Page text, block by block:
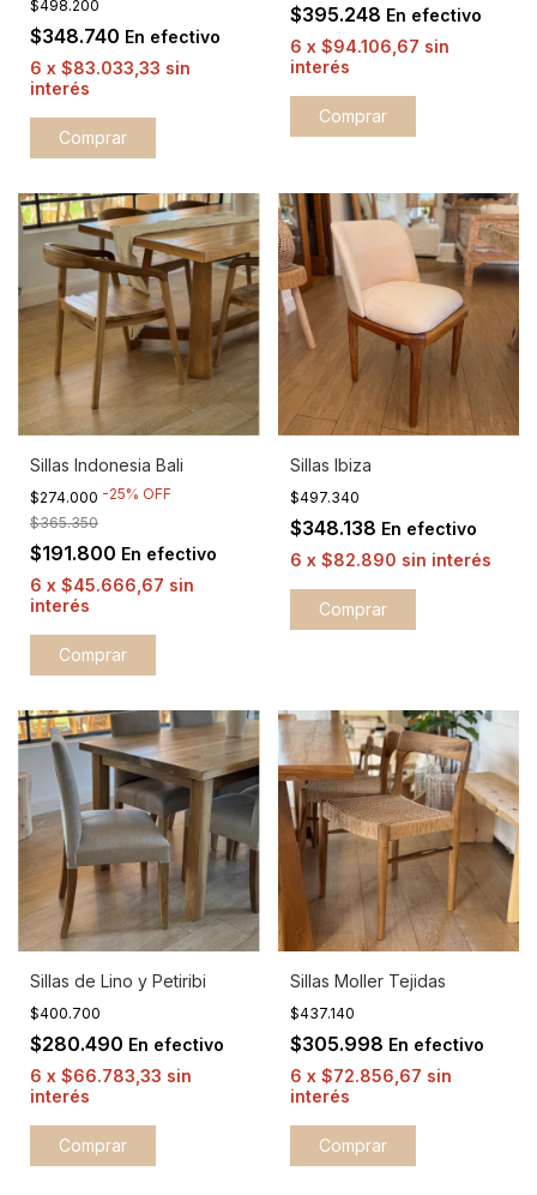
$498.200
$348.740 En efectivo
6 x $83.033,33 sin
interés
$395.248 En efectivo
6 x $94.106,67 sin
interés
Sillas Indonesia Bali
$274.000 -25% OFF
$365.350
$191.800 En efectivo
6 x $45.666,67 sin
interés
Sillas Ibiza
$497.340
$348.138 En efectivo
6 x $82.890 sin interés
Sillas de Lino y Petiribi
$400.700
$280.490 En efectivo
6 x $66.783,33 sin
interés
Sillas Moller Tejidas
$437.140
$305.998 En efectivo
6 x $72.856,67 sin
interés